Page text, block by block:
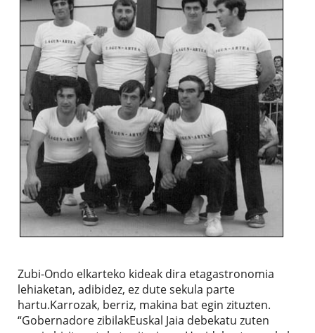
Zubi-Ondo elkarteko kideak dira etagastronomia
lehiaketan, adibidez, ez dute sekula parte
hartu.Karrozak, berriz, makina bat egin zituzten.
“Gobernadore zibilakEuskal Jaia debekatu zuten